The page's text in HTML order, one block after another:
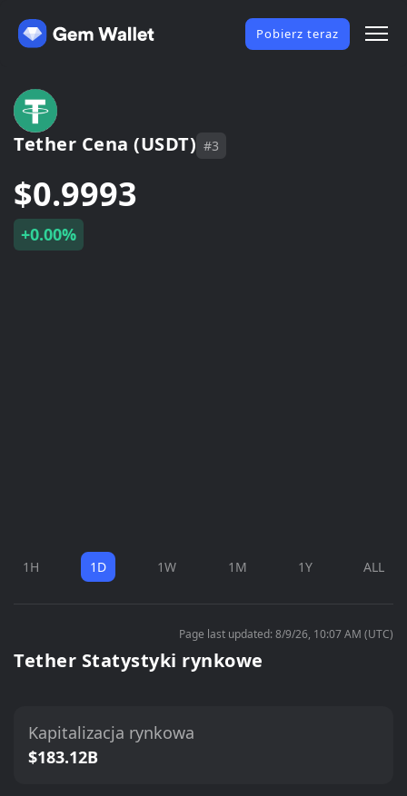
Pobierz teraz
Tether Cena (USDT) #3
$0.9993
+0.00%
1H 1D 1W 1M 1Y ALL
Page last updated: 8/9/26, 10:07 AM (UTC)
Tether Statystyki rynkowe
Kapitalizacja rynkowa
$183.12B